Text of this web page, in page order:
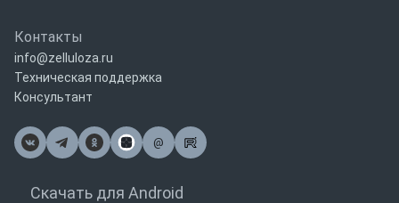
Контакты
info@zelluloza.ru
Техническая поддержка
Консультант
@
Почта
Скачать для Android